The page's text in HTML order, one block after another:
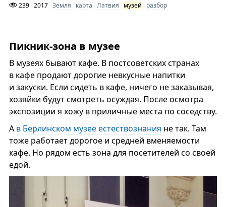
239 2017 Земля карта Латвия музей разбор
Пикник-зона в музее
В музеях бывают кафе. В постсоветских странах
в кафе продают дорогие невкусные напитки
и закуски. Если сидеть в кафе, ничего не заказывая,
хозяйки будут смотреть осуждая. После осмотра
экспозиции я хожу в приличные места по соседству.
А в Берлинском музее естествознания не так. Там
тоже работает дорогое и средней вменяемости
кафе. Но рядом есть зона для посетителей со своей
едой.